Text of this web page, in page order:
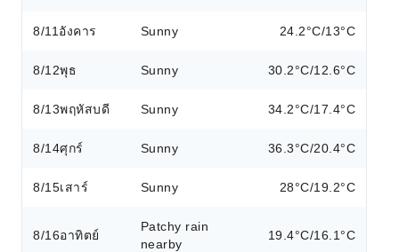
8/11 อังคาร Sunny 24.2°C/13°C
8/12พุธ Sunny 30.2°C/12.6°C
8/13พฤหัสบดี Sunny 34.2°C/17.4°C
8/14ศุกร์ Sunny 36.3°C/20.4°C
8/15เสาร์ Sunny 28°C/19.2°C
8/16อาทิตย์
Patchy rain
nearby
19.4°C/16.1°C